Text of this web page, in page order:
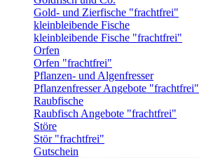
Gold- und Zierfische "frachtfrei"
kleinbleibende Fische
kleinbleibende Fische "frachtfrei"
Orfen
Orfen "frachtfrei"
Pflanzen- und Algenfresser
Pflanzenfresser Angebote "frachtfrei"
Raubfische
Raubfisch Angebote "frachtfrei"
Störe
Stör "frachtfrei"
Gutschein